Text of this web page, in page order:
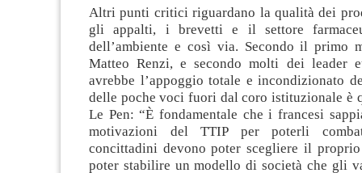
Altri punti critici riguardano la qualità dei
gli appalti, i brevetti e il settore
dell’ambiente e così via. Secondo il primo
Matteo Renzi, e secondo molti dei leader
avrebbe l’appoggio totale e incondizionato
delle poche voci fuori dal coro istituzionale è
Le Pen: “È fondamentale che i francesi
motivazioni del TTIP per poterli
concittadini devono poter scegliere il
poter stabilire un modello di società che gli